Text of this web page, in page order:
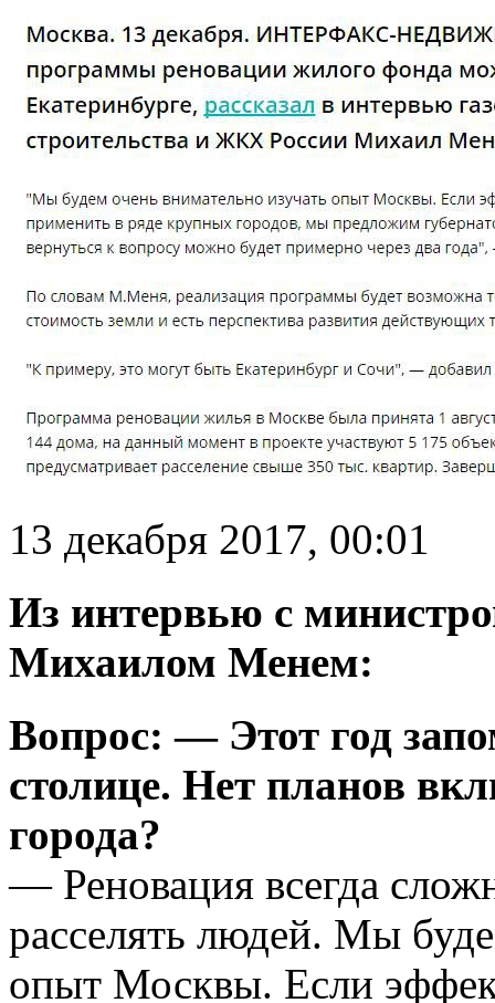
13 декабря 2017, 00:01
Из интервью с
Михаилом Менем:
Вопрос: — Этот год
столице. Нет планов
города?
— Реновация всегда
расселять людей. Мы
опыт Москвы. Если